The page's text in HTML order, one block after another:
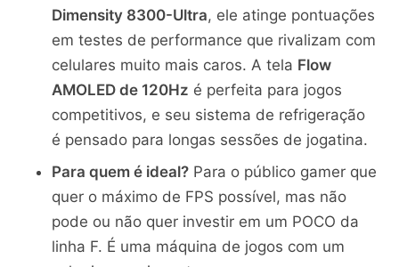
Dimensity 8300-Ultra, ele atinge pontuações
em testes de performance que rivalizam com
celulares muito mais caros. A tela Flow
AMOLED de 120Hz é perfeita para jogos
competitivos, e seu sistema de refrigeração
é pensado para longas sessões de jogatina.
Para quem é ideal?Para o público gamer que
quer o máximo de FPS possível, mas não
pode ou não quer investir em um POCO da
linha F. É uma máquina de jogos com um